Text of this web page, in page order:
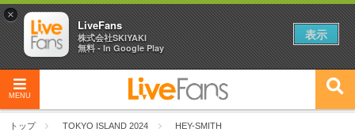
MENU
トップ TOKYO ISLAND 2024 HEY-SMITH
2026
04/27
2026
【ライブ動員ランキング】2026年上半期編発表！
×
LiveFans
株式会社SKIYAKI
無料 - In Google Play
表示